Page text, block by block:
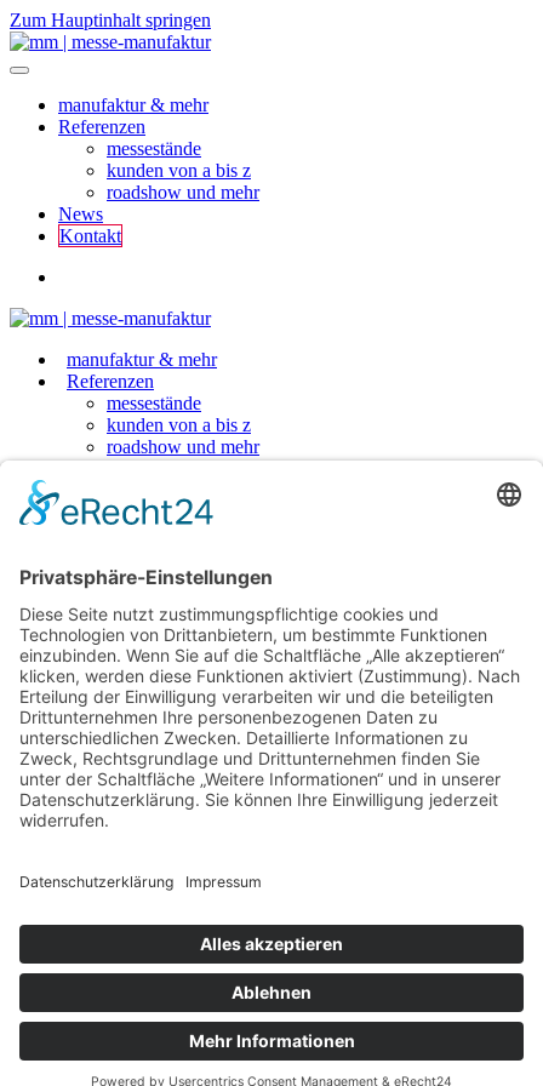
Zum Hauptinhalt springen
manufaktur & mehr
Referenzen
messestände
kunden von a bis z
roadshow und mehr
News
Kontakt
manufaktur & mehr
Referenzen
messestände
kunden von a bis z
roadshow und mehr
Schlagwort:BraWo Group
BraWo Group
Geschrieben vonInnaam4. November 2022. Veröffentlicht in
Referenzen .
Erster eigenständiger Auftritt der BraWo Group in München zur
Am Hafen 2 | D-38112 Braunschweig
Tel.: +49 (0)531 / 7 01 20-0
Mail: info@messe-manufaktur.com
Datenschutzerklärung|AGB